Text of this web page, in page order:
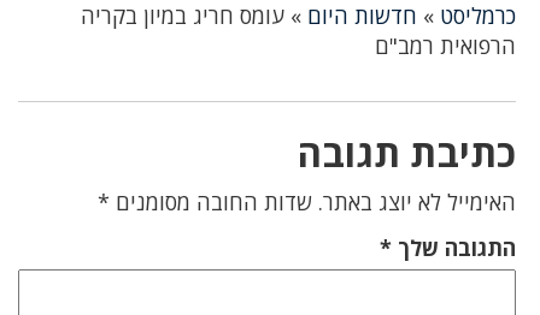
כרמליסט » חדשות היום » עומס חריג במיון בקריה
הרפואית רמב"ם
כתיבת תגובה
האימייל לא יוצג באתר. שדות החובה מסומנים *
התגובה שלך *